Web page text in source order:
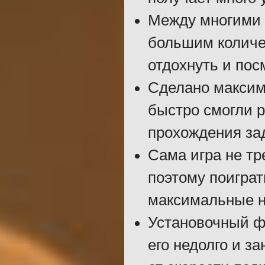
Между многими
большим
отдохнуть и
Сделано
быстро смогли
прохождения
Сама игра не
поэтому
максимальные
Установочный
его недолго и